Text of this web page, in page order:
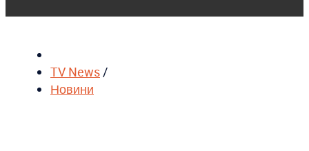
TV News/
Новини